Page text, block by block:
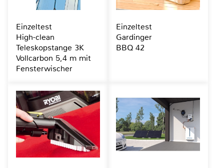
Einzeltest
High-clean
Teleskopstange 3K
Vollcarbon 5,4 m mit
Fensterwischer
Einzeltest
Gardinger
BBQ 42